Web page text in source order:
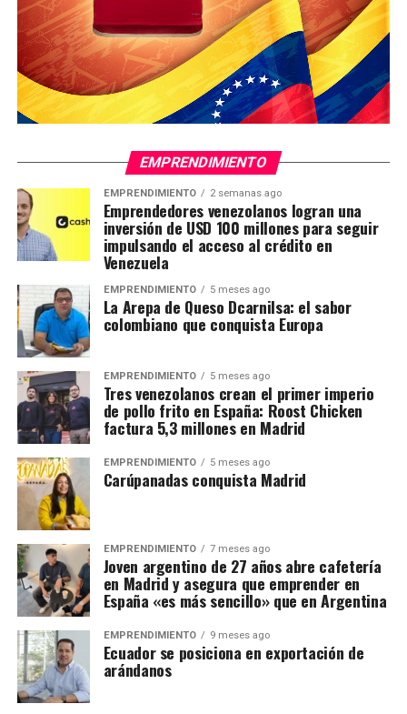
EMPRENDIMIENTO
EMPRENDIMIENTO 2 semanas ago
Emprendedores venezolanos logran una
inversión de USD 100 millones para seguir
impulsando el acceso al crédito en
Venezuela
EMPRENDIMIENTO 5 meses ago
La Arepa de Queso Dcarnilsa: el sabor
colombiano que conquista Europa
EMPRENDIMIENTO 5 meses ago
Tres venezolanos crean el primer imperio
de pollo frito en España: Roost Chicken
factura 5,3 millones en Madrid
EMPRENDIMIENTO 5 meses ago
Carúpanadas conquista Madrid
EMPRENDIMIENTO 7 meses ago
Joven argentino de 27 años abre cafetería
en Madrid y asegura que emprender en
España «es más sencillo» que en Argentina
EMPRENDIMIENTO 9 meses ago
Ecuador se posiciona en exportación de
arándanos